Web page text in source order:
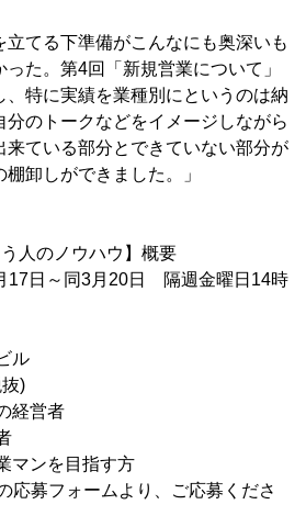
立てる下準備がこんなにも奥深いも
た。第4回「新規営業について」
、特に実績を業種別にというのは納
のトークなどをイメージしながら
来ている部分とできていない部分が
卸しができました。」
人のノウハウ】概要
日～同3月20日 隔週金曜日14時
ル
)
経営者
を目指す方
応募フォームより、ご応募くださ